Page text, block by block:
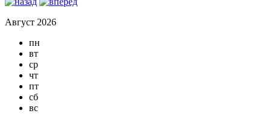
Август 2026
пн
вт
ср
чт
пт
сб
вс